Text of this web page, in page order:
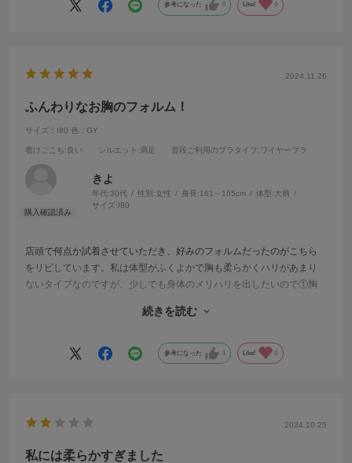
参考になった 0 Like! 0
2024.11.26
ふんわりなお胸のフォルム！
サイズ：I80 色：GY
着けごこち:良い シルエット :満足 普段ご利用のブラタイプ :ワイヤーブラ
きよ
年代:30代 性別:女性 身長:161～165cm 体型:大柄
サイズ:I80
店頭で何点か試着させていただき、好みのフォルムだったのがこちら
をリピしています。私は体型がふくよかで胸も柔らかくハリがあまり
ないタイプなのですが、少しでも身体のメリハリを出したいので①胸
を帯びた形③触った時に硬くない④前から見た時に横幅が広くなく、
気になる点は、肩紐の滑り止め効果のナノゴムです。滑り止めとして
は◎ですが、私の肌だとゴムに反応して肌が明らかにその部分だけ肩
ム、お値段、を考えるとリピートブラジャーなので、このシリーズと
続きを読む
参考になった 1 Like! 0
2024.10.25
私には柔らかすぎました